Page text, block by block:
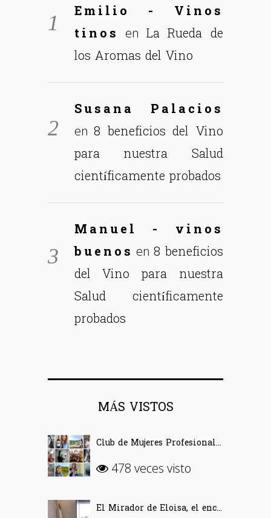
Emilio - Vinos
tinos
en La Rueda de
los Aromas del Vino
Susana Palacios
en8 beneficios del Vino
para nuestra Salud
científicamente probados
Manuel - vinos
buenos en8 beneficios
del Vino para nuestra
Salud científicamente
probados
MÁS VISTOS
Club de Mujeres Profesionales del Vino (CMPV)
478 veces visto
El Mirador de Eloisa, el encanto de una casa labriega en Rodezno-La Rioja